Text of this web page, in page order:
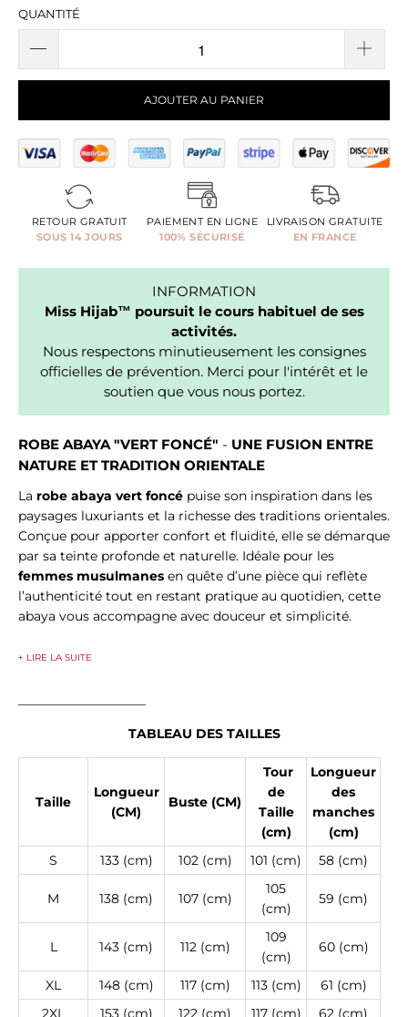
QUANTITÉ
AJOUTER AU PANIER
RETOUR GRATUIT
SOUS 14 JOURS
PAIEMENT EN LIGNE
100% SÉCURISÉ
LIVRAISON GRATUITE
EN FRANCE
INFORMATION
Miss Hijab™ poursuit le cours habituel de ses
activités.
Nous respectons minutieusement les consignes
officielles de prévention. Merci pour l'intérêt et le
soutien que vous nous portez.
ROBE ABAYA "VERT FONCÉ" - UNE FUSION ENTRE
NATURE ET TRADITION ORIENTALE
La robe abaya vert foncé puise son inspiration dans les
paysages luxuriants et la richesse des traditions orientales.
Conçue pour apporter confort et fluidité, elle se démarque
par sa teinte profonde et naturelle. Idéale pour les
femmes musulmanes en quête d’une pièce qui reflète
l’authenticité tout en restant pratique au quotidien, cette
abaya vous accompagne avec douceur et simplicité.
+ LIRE LA SUITE
TABLEAU DES TAILLES
Taille
Longueur
(CM)
Buste (CM)
Tour
de
Taille
(cm)
Longueur
des
manches
(cm)
S
133 (cm) 102 (cm) 101 (cm) 58 (cm)
M 138 (cm) 107 (cm)
105
(cm)
59 (cm)
L 143 (cm) 112 (cm)
109
(cm)
60 (cm)
XL 148 (cm) 117 (cm) 113 (cm)
61 (cm)